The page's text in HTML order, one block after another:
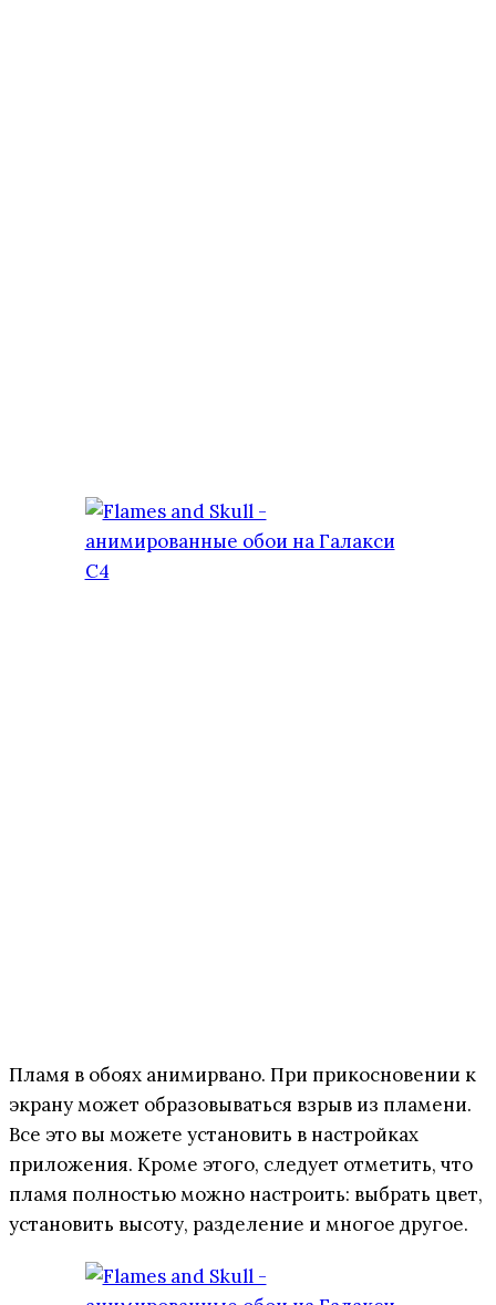
Пламя в обоях анимирвано. При прикосновении к
экрану может образовываться взрыв из пламени.
Все это вы можете установить в настройках
приложения. Кроме этого, следует отметить, что
пламя полностью можно настроить: выбрать цвет,
установить высоту, разделение и многое другое.